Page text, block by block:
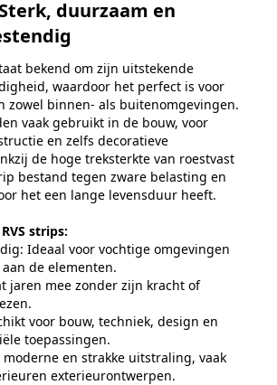
duurzaam en
bekend om zijn uitstekende
waardoor het perfect is voor
zowel binnen- als buitenomgevingen.
vaak gebruikt in de bouw, voor
en zelfs decoratieve
de hoge treksterkte van roestvast
bestand tegen zware belasting en
het een lange levensduur heeft.
strips:
Ideaal voor vochtige omgevingen
de elementen.
jaren mee zonder zijn kracht of
voor bouw, techniek, design en
toepassingen.
moderne en strakke uitstraling, vaak
exterieurontwerpen.